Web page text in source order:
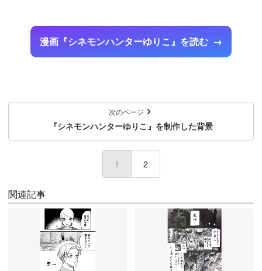
漫画『シネモンハンターゆりこ』を読む
次のページ
『シネモンハンターゆりこ』を制作した背景
1 (current)
2
関連記事